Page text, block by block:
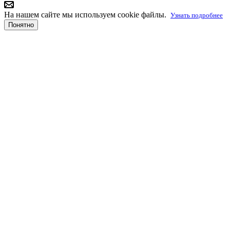
На нашем сайте мы используем cookie файлы. Узнать подробнее
Понятно